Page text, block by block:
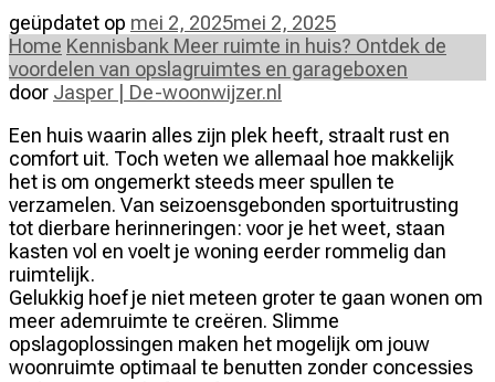
geüpdatet op mei 2, 2025mei 2, 2025
Home Kennisbank Meer ruimte in huis? Ontdek de
voordelen van opslagruimtes en garageboxen
door Jasper | De-woonwijzer.nl
Een huis waarin alles zijn plek heeft, straalt rust en
comfort uit. Toch weten we allemaal hoe makkelijk
het is om ongemerkt steeds meer spullen te
verzamelen. Van seizoensgebonden sportuitrusting
tot dierbare herinneringen: voor je het weet, staan
kasten vol en voelt je woning eerder rommelig dan
ruimtelijk.
Gelukkig hoef je niet meteen groter te gaan wonen om
meer ademruimte te creëren. Slimme
opslagoplossingen maken het mogelijk om jouw
woonruimte optimaal te benutten zonder concessies